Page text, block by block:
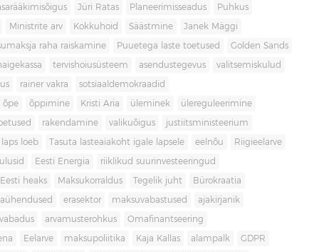
Jüri Ratas Planeerimisseadus Puhkus
Ministrite arv Kokkuhoid Säästmine Janek Mäggi
raha raiskamine Puuetega laste toetused Golden Sands
tervishoiusüsteem asendustegevus valitsemiskulud
rainer vakra sotsiaaldemokraadid
õpe õppimine Kristi Aria üleminek ülereguleerimine
rakendamine valikuõigus justiitsministeerium
laps loeb Tasuta lasteaiakoht igale lapsele eelnõu Riigieelarve
Eesti Energia riiklikud suurinvesteeringud
heaks Maksukorraldus Tegelik juht Bürokraatia
erasektor maksuvabastused ajakirjanik
arvamusterohkus Omafinantseering
Eelarve maksupoliitika Kaja Kallas alampalk GDPR